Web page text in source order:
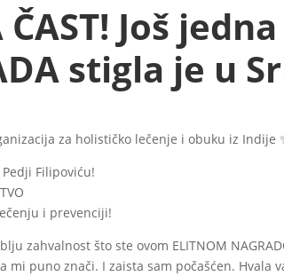
Još jedna
stigla je u
za holističko lečenje i obuku iz Indije
Filipoviću!
i prevenciji!
zahvalnost što ste ovom ELITNOM
mi puno znači. I zaista sam počašćen. Hvala